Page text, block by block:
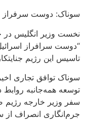
سوناک: دوست سرفراز
نخست وزیر انگلیس در
“دوست سرافراز
تاسیس این رژیم
توسعه همه‌جانبه
سفر وزیر خارجه رژیم
جرم‌انگاری انصراف از